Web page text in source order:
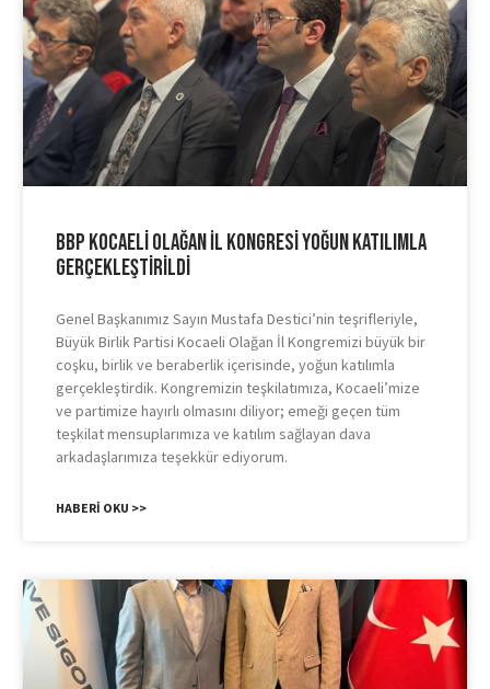
BBP Kocaeli Olağan İl Kongresi Yoğun Katılımla
Gerçekleştirildi
Genel Başkanımız Sayın Mustafa Destici’nin teşrifleriyle,
Büyük Birlik Partisi Kocaeli Olağan İl Kongremizi büyük bir
coşku, birlik ve beraberlik içerisinde, yoğun katılımla
gerçekleştirdik. Kongremizin teşkilatımıza, Kocaeli’mize
ve partimize hayırlı olmasını diliyor; emeği geçen tüm
teşkilat mensuplarımıza ve katılım sağlayan dava
arkadaşlarımıza teşekkür ediyorum.
HABERI OKU >>